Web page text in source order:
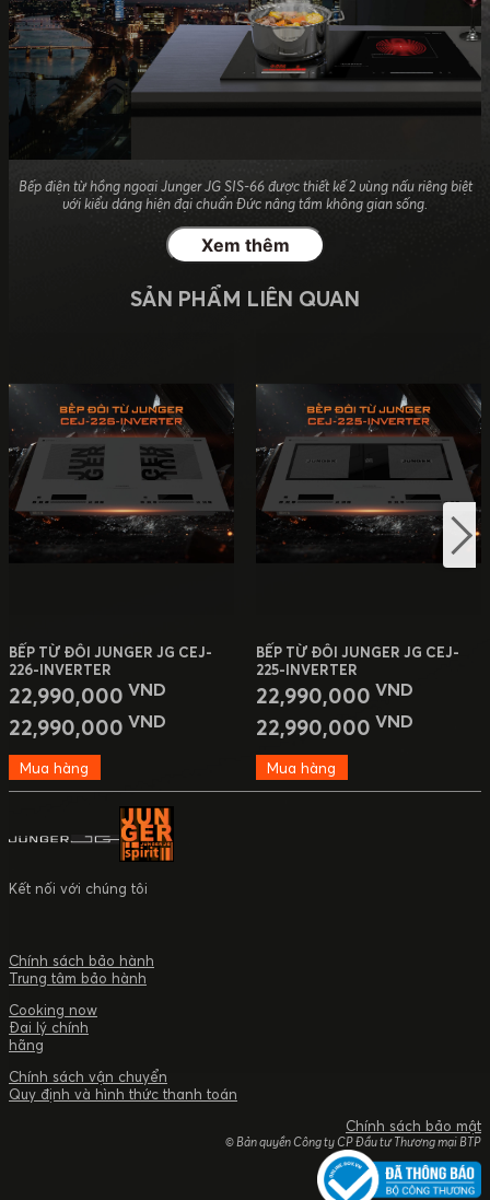
Bếp điện từ hồng ngoại Junger JG SIS-66 được thiết kế 2 vùng nấu riêng biệt
với kiểu dáng hiện đại chuẩn Đức nâng tầm không gian sống.
Xem thêm
SẢN PHẨM LIÊN QUAN
BẾP TỪ ĐÔI JUNGER JG CEJ-
226-INVERTER
22,990,000 VND
22,990,000 VND
Mua hàng
BẾP TỪ ĐÔI JUNGER JG CEJ-
225-INVERTER
22,990,000 VND
22,990,000 VND
Mua hàng
Kết nối với chúng tôi
Chính sách bảo hành
Trung tâm bảo hành
Cooking now
Đai lý chính
hãng
Chính sách vận chuyển
Quy định và hình thức thanh toán
Chính sách bảo mật
© Bản quyền Công ty CP Đầu tư Thương mại BTP